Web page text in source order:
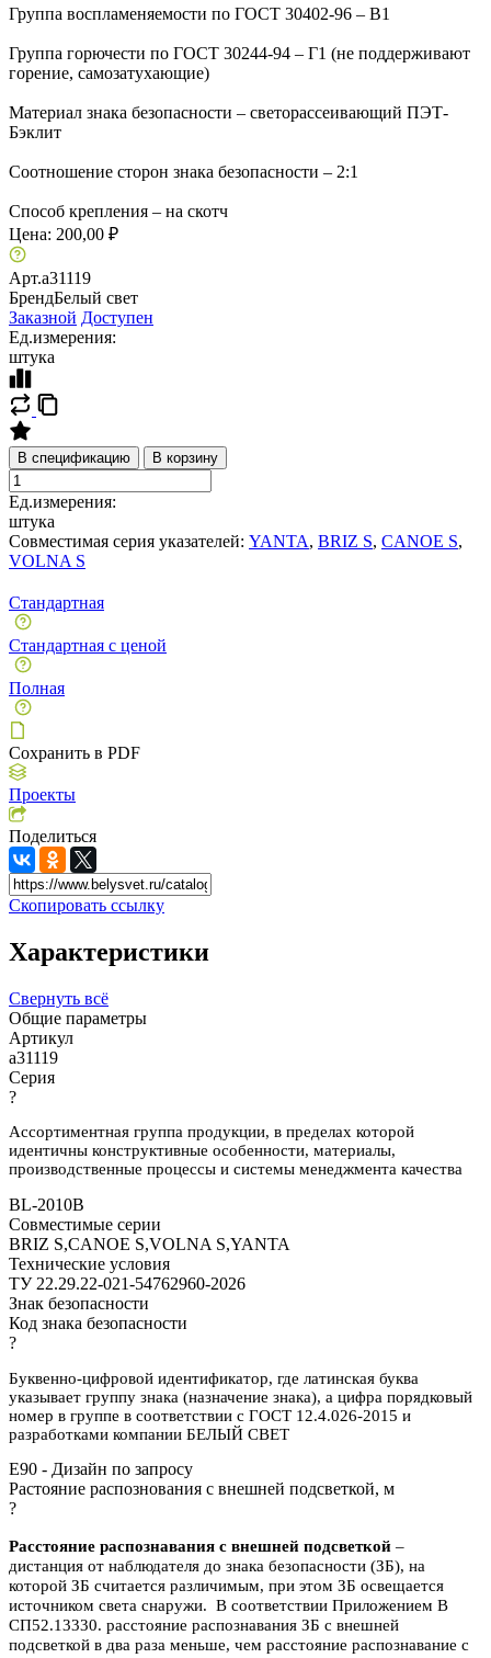
Группа воспламеняемости по ГОСТ 30402-96 – В1
Группа горючести по ГОСТ 30244-94 – Г1 (не поддерживают
горение, самозатухающие)
Материал знака безопасности – светорассеивающий ПЭТ-
Бэклит
Соотношение сторон знака безопасности – 2:1
Способ крепления – на скотч
Цена: 200,00 ₽
Арт.a31119
БрендБелый свет
Заказной Доступен
Ед.измерения:
штука
В спецификацию В корзину
Ед.измерения:
штука
Совместимая серия указателей: YANTA, BRIZ S, CANOE S,
VOLNA S
Стандартная
Стандартная с ценой
Полная
Сохранить в PDF
Проекты
Поделиться
Скопировать ссылку
Характеристики
Свернуть всё
Общие параметры
Артикул
a31119
Серия
?
Ассортиментная группа продукции, в пределах которой
идентичны конструктивные особенности, материалы,
производственные процессы и системы менеджмента качества
BL-2010B
Совместимые серии
BRIZ S,CANOE S,VOLNA S,YANTA
Технические условия
ТУ 22.29.22-021-54762960-2026
Знак безопасности
Код знака безопасности
?
Буквенно-цифровой идентификатор, где латинская буква
указывает группу знака (назначение знака), а цифра порядковый
номер в группе в соответствии с ГОСТ 12.4.026-2015 и
разработками компании БЕЛЫЙ СВЕТ
E90 - Дизайн по запросу
Растояние распознования с внешней подсветкой, м
?
Расстояние распознавания с внешней подсветкой –
дистанция от наблюдателя до знака безопасности (ЗБ), на
которой ЗБ считается различимым, при этом ЗБ освещается
источником света снаружи. В соответствии Приложением В
СП52.13330. расстояние распознавания ЗБ с внешней
подсветкой в два раза меньше, чем расстояние распознавание с